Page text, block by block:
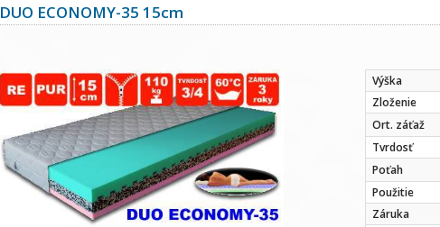
DUO ECONOMY-35 15cm
Výška
Zloženie
Ort. záťaž
Tvrdosť
Poťah
Použitie
Záruka